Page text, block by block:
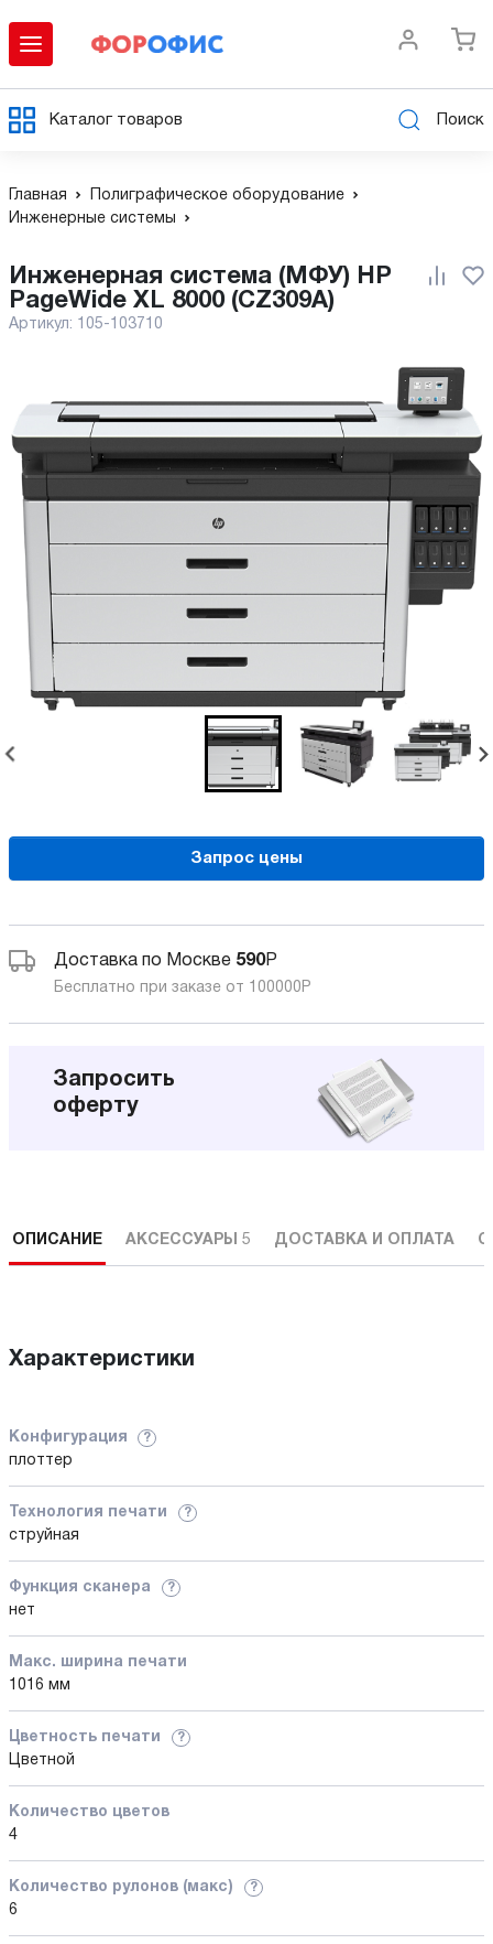
Каталог товаров Поиск
Главная
Полиграфическое оборудование
Инженерные системы
Инженерная система (МФУ) HP
PageWide XL 8000 (CZ309A)
Артикул: 105-103710
Запрос цены
Доставка по Москве 590Р
Бесплатно при заказе от 100000 Р
Запросить
оферту
ОПИСАНИЕ АКСЕССУАРЫ 5 ДОСТАВКА И ОПЛАТА
Характеристики
Конфигурация ?
плоттер
Технология печати ?
струйная
Функция сканера ?
нет
Макс. ширина печати
1016 мм
Цветность печати ?
Цветной
Количество цветов
4
Количество рулонов (макс) ?
6